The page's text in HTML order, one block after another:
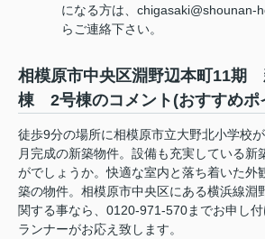
になる方は、chigasaki@shounan-
らご連絡下さい。
相模原市中央区淵野辺本町11期
棟 2号棟のコメント(おすすめポ
徒歩9分の場所に相模原市立大野北小学校
月完成の新築物件。設備も充実している新
がでしょうか。快適な室内と落ち着いた外
築の物件。相模原市中央区にある横浜線淵
関する事なら、0120-971-570までお申し
ランナーがお応え致します。